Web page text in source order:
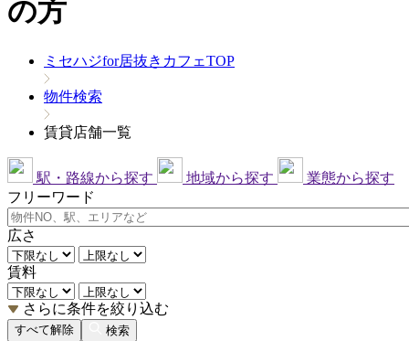
の方
ミセハジfor居抜きカフェTOP
物件検索
賃貸店舗一覧
駅・路線から探す 地域から探す
業態から探す
フリーワード
広さ
賃料
さらに条件を絞り込む
すべて解除 検索